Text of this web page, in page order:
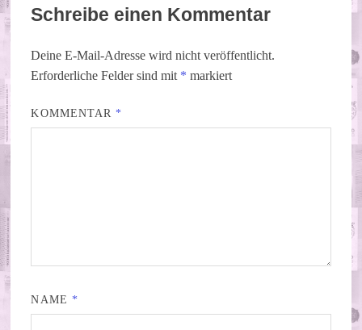
Schreibe einen Kommentar
Deine E-Mail-Adresse wird nicht veröffentlicht.
Erforderliche Felder sind mit * markiert
KOMMENTAR *
NAME *